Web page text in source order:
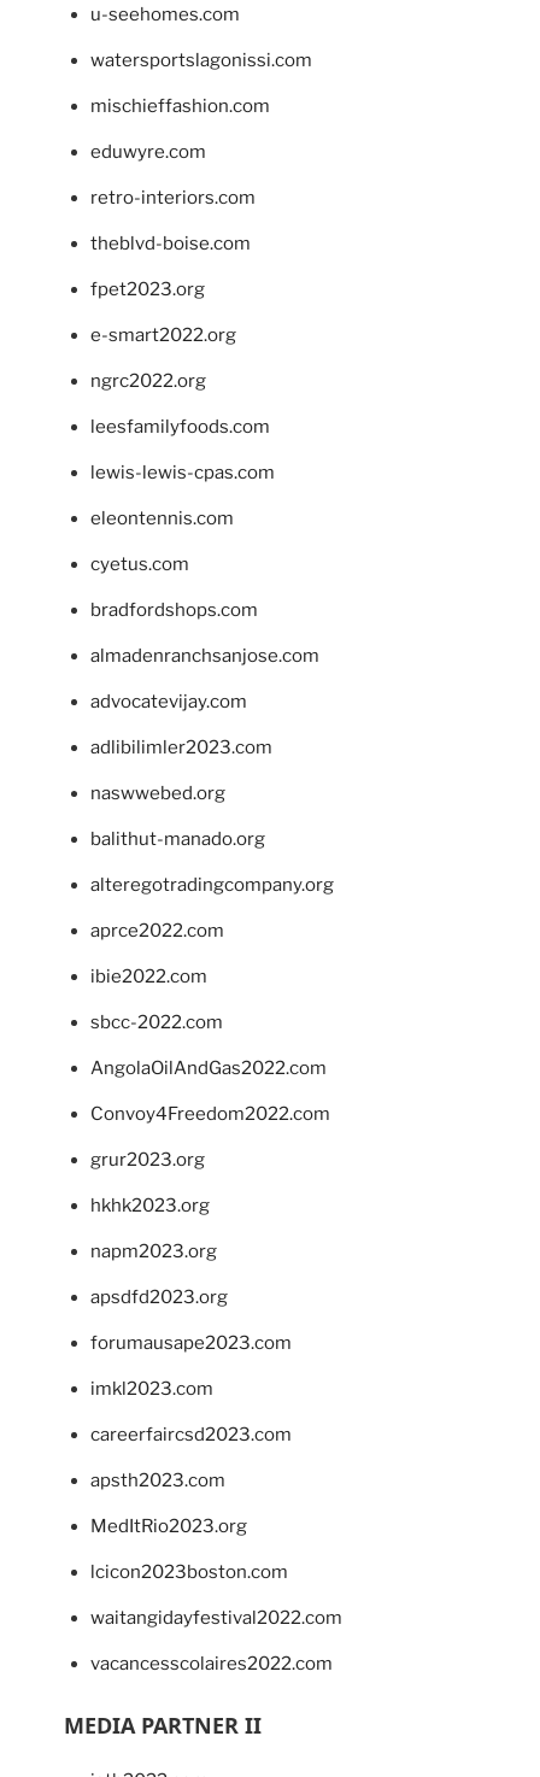
u-seehomes.com
watersportslagonissi.com
mischieffashion.com
eduwyre.com
retro-interiors.com
theblvd-boise.com
fpet2023.org
e-smart2022.org
ngrc2022.org
leesfamilyfoods.com
lewis-lewis-cpas.com
eleontennis.com
cyetus.com
bradfordshops.com
almadenranchsanjose.com
advocatevijay.com
adlibilimler2023.com
naswwebed.org
balithut-manado.org
alteregotradingcompany.org
aprce2022.com
ibie2022.com
sbcc-2022.com
AngolaOilAndGas2022.com
Convoy4Freedom2022.com
grur2023.org
hkhk2023.org
napm2023.org
apsdfd2023.org
forumausape2023.com
imkl2023.com
careerfaircsd2023.com
apsth2023.com
MedItRio2023.org
lcicon2023boston.com
waitangidayfestival2022.com
vacancesscolaires2022.com
MEDIA PARTNER II